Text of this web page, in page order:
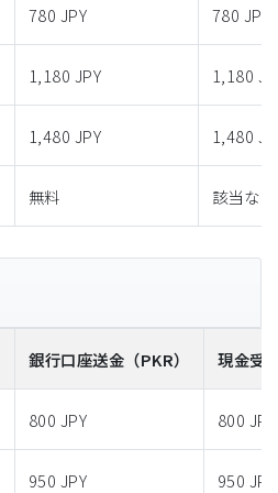
780 JPY 780 JPY
1,180 JPY 1,180
1,480 JPY 1,480
無料 該当なし
銀行口座送金 （PKR） 現金受
800 JPY 800 JPY
950 JPY 950 JPY